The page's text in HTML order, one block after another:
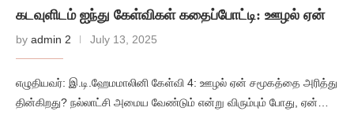
கடவுளிடம் ஐந்து கேள்விகள் கதைப்போட்டி: ஊழல் ஏன்
by admin 2 July 13, 2025
எழுதியவர்: இ.டி.ஹேமமாலினி கேள்வி 4: ஊழல் ஏன் சமூகத்தை அரித்து
தின்கிறது? நல்லாட்சி அமைய வேண்டும் என்று விரும்பும் போது, ஏன்…